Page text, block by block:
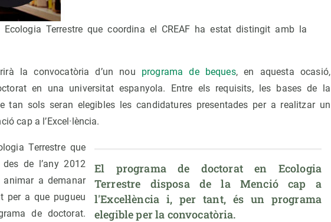
Terrestre que coordina el CREAF ha estat distingit amb la
la convocatòria d’un nou programa de beques, en aquesta ocasió,
en una universitat espanyola. Entre els requisits, les bases de la
tan sols seran elegibles les candidatures presentades per a realitzar un
cap a l’Excel·lència.
El programa de doctorat en Ecologia
Terrestre disposa de la Menció cap a
l'Excel·lència i, per tant, és un programa
elegible per la convocatòria.
Terrestre que
de l’any 2012
animar a demanar
per a que pugueu
de doctorat.